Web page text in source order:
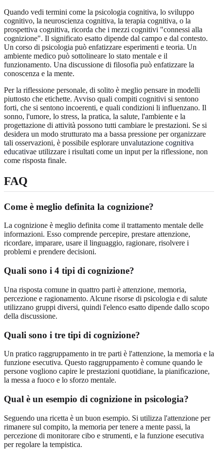
Quando vedi termini come la psicologia cognitiva, lo sviluppo
cognitivo, la neuroscienza cognitiva, la terapia cognitiva, o la
prospettiva cognitiva, ricorda che i mezzi cognitivi "connessi alla
cognizione". Il significato esatto dipende dal campo e dal contesto.
Un corso di psicologia può enfatizzare esperimenti e teoria. Un
ambiente medico può sottolineare lo stato mentale e il
funzionamento. Una discussione di filosofia può enfatizzare la
conoscenza e la mente.
Per la riflessione personale, di solito è meglio pensare in modelli
piuttosto che etichette. Avviso quali compiti cognitivi si sentono
forti, che si sentono incoerenti, e quali condizioni li influenzano. Il
sonno, l'umore, lo stress, la pratica, la salute, l'ambiente e la
progettazione di attività possono tutti cambiare le prestazioni. Se si
desidera un modo strutturato ma a bassa pressione per organizzare
tali osservazioni, è possibile esplorare unvalutazione cognitiva
educativae utilizzare i risultati come un input per la riflessione, non
come risposta finale.
FAQ
Come è meglio definita la cognizione?
La cognizione è meglio definita come il trattamento mentale delle
informazioni. Esso comprende percepire, prestare attenzione,
ricordare, imparare, usare il linguaggio, ragionare, risolvere i
problemi e prendere decisioni.
Quali sono i 4 tipi di cognizione?
Una risposta comune in quattro parti è attenzione, memoria,
percezione e ragionamento. Alcune risorse di psicologia e di salute
utilizzano gruppi diversi, quindi l'elenco esatto dipende dallo scopo
della discussione.
Quali sono i tre tipi di cognizione?
Un pratico raggruppamento in tre parti è l'attenzione, la memoria e la
funzione esecutiva. Questo raggruppamento è comune quando le
persone vogliono capire le prestazioni quotidiane, la pianificazione,
la messa a fuoco e lo sforzo mentale.
Qual è un esempio di cognizione in psicologia?
Seguendo una ricetta è un buon esempio. Si utilizza l'attenzione per
rimanere sul compito, la memoria per tenere a mente passi, la
percezione di monitorare cibo e strumenti, e la funzione esecutiva
per regolare la tempistica.